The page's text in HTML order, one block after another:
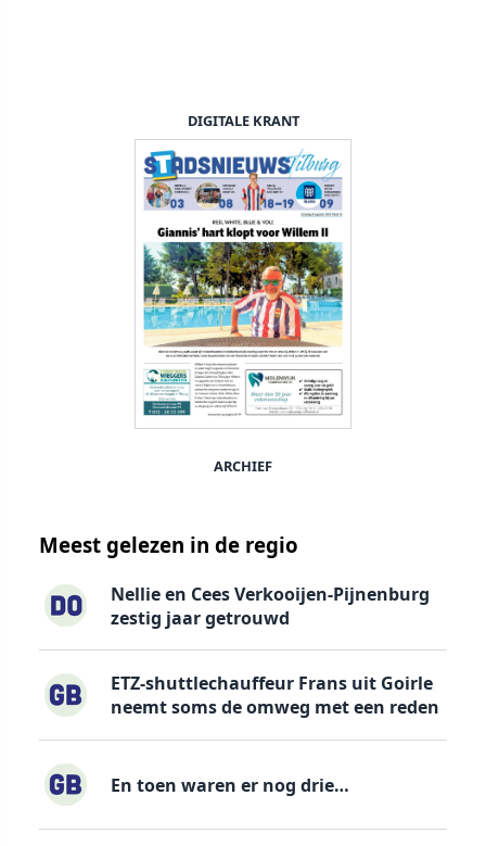
DIGITALE KRANT
ARCHIEF
Meest gelezen in de regio
Nellie en Cees Verkooijen-Pijnenburg
zestig jaar getrouwd
ETZ-shuttlechauffeur Frans uit Goirle
neemt soms de omweg met een reden
En toen waren er nog drie…